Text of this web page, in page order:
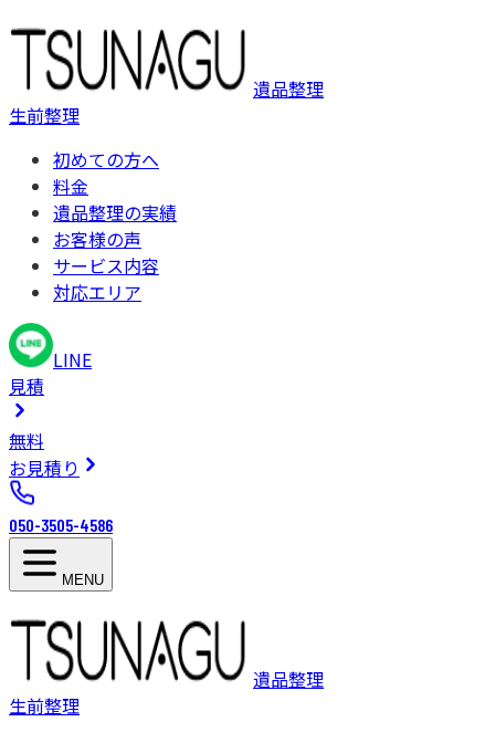
遺品整理
生前整理
初めての方へ
料金
遺品整理の実績
お客様の声
サービス内容
対応エリア
LINE
見積
無料
お見積り
050-3505-4586
MENU
遺品整理
生前整理